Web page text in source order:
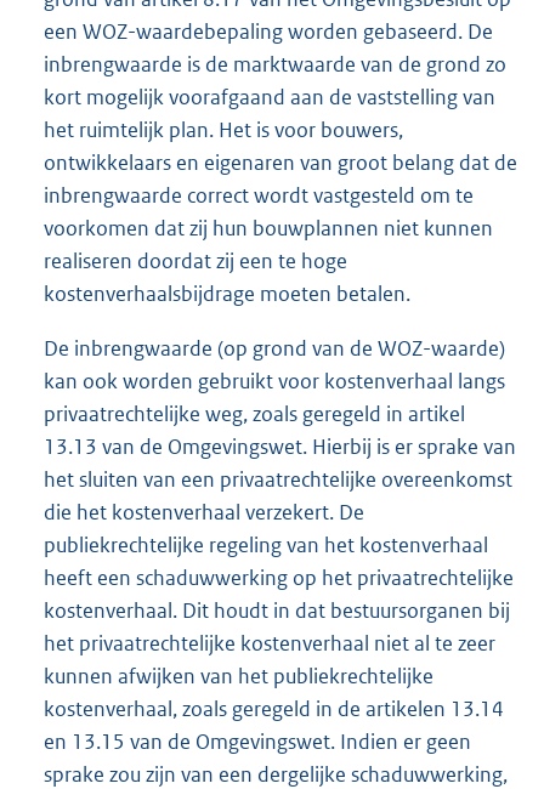
een WOZ-waardebepaling worden gebaseerd. De
inbrengwaarde is de marktwaarde van de grond zo
kort mogelijk voorafgaand aan de vaststelling van
het ruimtelijk plan. Het is voor bouwers,
ontwikkelaars en eigenaren van groot belang dat de
inbrengwaarde correct wordt vastgesteld om te
voorkomen dat zij hun bouwplannen niet kunnen
realiseren doordat zij een te hoge
kostenverhaalsbijdrage moeten betalen.
De inbrengwaarde (op grond van de WOZ-waarde)
kan ook worden gebruikt voor kostenverhaal langs
privaatrechtelijke weg, zoals geregeld in artikel
13.13 van de Omgevingswet. Hierbij is er sprake van
het sluiten van een privaatrechtelijke overeenkomst
die het kostenverhaal verzekert. De
publiekrechtelijke regeling van het kostenverhaal
heeft een schaduwwerking op het privaatrechtelijke
kostenverhaal. Dit houdt in dat bestuursorganen bij
het privaatrechtelijke kostenverhaal niet al te zeer
kunnen afwijken van het publiekrechtelijke
kostenverhaal, zoals geregeld in de artikelen 13.14
en 13.15 van de Omgevingswet. Indien er geen
sprake zou zijn van een dergelijke schaduwwerking,